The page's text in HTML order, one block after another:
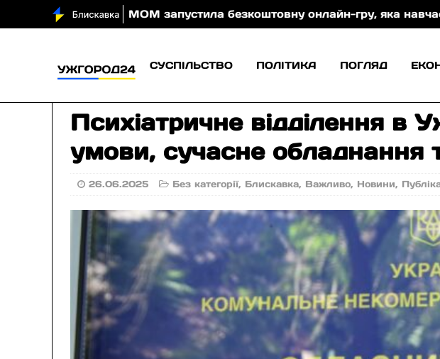
МОМ запустила безкоштовну онлайн-гру, яка навчає дітей безпечної
СУСПІЛЬСТВО ПОЛІТИКА ПОГЛЯД
Психіатричне відділення в
умови, сучасне обладнання
26.06.2025 Без категорії, Блискавка, Важливо, Новини,